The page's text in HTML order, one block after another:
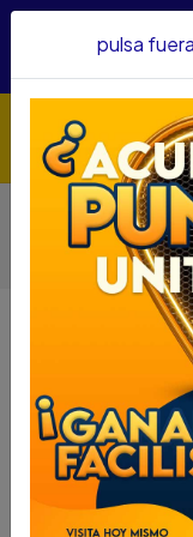
Inicio
ENGRASADOR
(DCB204)
(DCB204)
(DCB1104)
DESCRIPCIÓN
ENGRASADOR
pulsa